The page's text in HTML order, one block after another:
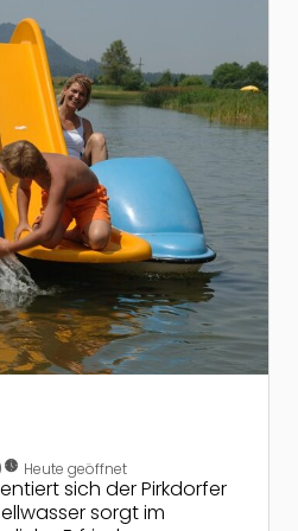
nest_clock_farsight_analog Heute geöffnet
sich der Pirkdorfer
sorgt im